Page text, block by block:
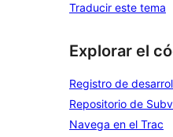
Traducir este tema
Explorar el
Registro de
Repositorio de
Navega en el Trac